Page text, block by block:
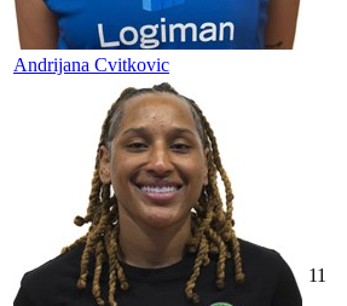
Andrijana Cvitkovic
11